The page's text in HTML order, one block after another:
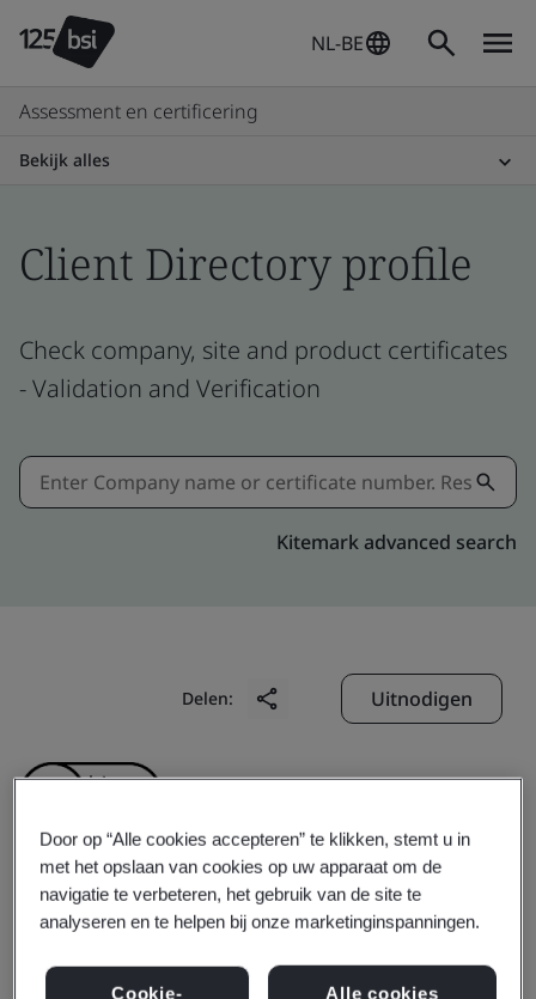
NL-BE
Assessment en certificering
Bekijk alles
Client Directory profile
Check company, site and product certificates
- Validation and Verification
Kitemark advanced search
Delen: Uitnodigen
Zhangjiagang Guotai
Huarong New Chemical
Door op “Alle cookies accepteren” te klikken, stemt u in
met het opslaan van cookies op uw apparaat om de
navigatie te verbeteren, het gebruik van de site te
analyseren en te helpen bij onze marketinginspanningen.
Cookie-
Alle cookies